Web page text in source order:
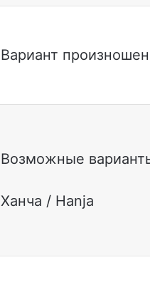
Вариант
Возможные
Ханча / Hanja